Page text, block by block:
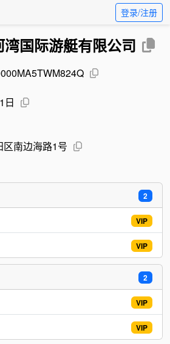
登录/注册
国际游艇有限公司
日
南边海路1号
2
VIP
VIP
2
VIP
VIP